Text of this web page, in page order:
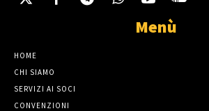
Menù
HOME
CHI SIAMO
SERVIZI AI SOCI
CONVENZIONI